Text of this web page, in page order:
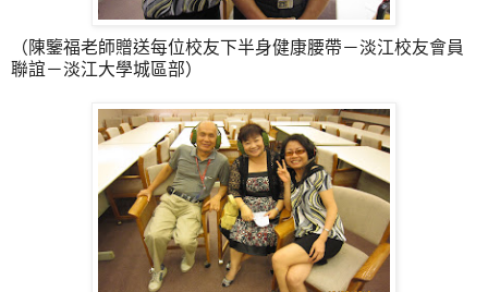
（陳鑒福老師贈送每位校友下半身健康腰帶－淡江校友會員
聯誼－淡江大學城區部）